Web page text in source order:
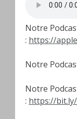
Notre
: https://
Notre
Notre
: https://